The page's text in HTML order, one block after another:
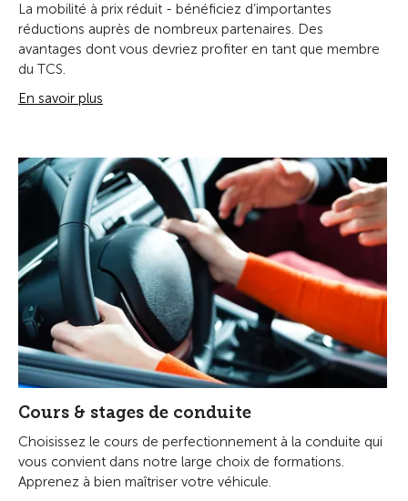
La mobilité à prix réduit - bénéficiez d’importantes
réductions auprès de nombreux partenaires. Des
avantages dont vous devriez profiter en tant que membre
du TCS.
En savoir plus
Cours & stages de conduite
Choisissez le cours de perfectionnement à la conduite qui
vous convient dans notre large choix de formations.
Apprenez à bien maîtriser votre véhicule.